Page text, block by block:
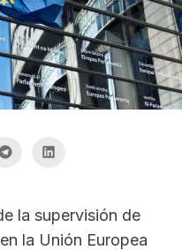
la supervisión de
la Unión Europea